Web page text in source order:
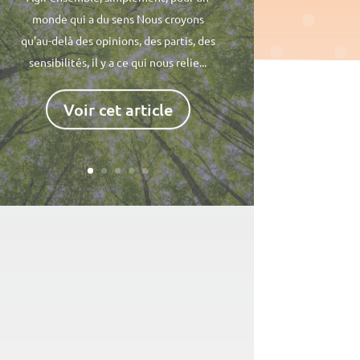
monde qui a du sens Nous croyons
qu’au-delà des opinions, des partis, des
sensibilités, il y a ce qui nous relie...
Voir cet article